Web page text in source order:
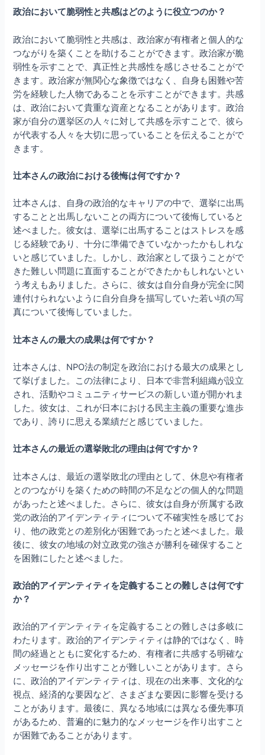
政治において脆弱性と共感はどのように役立つのか？
政治において脆弱性と共感は、政治家が有権者と個人的な
つながりを築くことを助けることができます。政治家が脆
弱性を示すことで、真正性と共感性を感じさせることがで
きます。政治家が無関心な象徴ではなく、自身も困難や苦
労を経験した人物であることを示すことができます。共感
は、政治において貴重な資産となることがあります。政治
家が自分の選挙区の人々に対して共感を示すことで、彼ら
が代表する人々を大切に思っていることを伝えることがで
きます。
辻本さんの政治における後悔は何ですか？
辻本さんは、自身の政治的なキャリアの中で、選挙に出馬
することと出馬しないことの両方について後悔していると
述べました。彼女は、選挙に出馬することはストレスを感
じる経験であり、十分に準備できていなかったかもしれな
いと感じていました。しかし、政治家として扱うことがで
きた難しい問題に直面することができたかもしれないとい
う考えもありました。さらに、彼女は自分自身が完全に関
連付けられないように自分自身を描写していた若い頃の写
真について後悔していました。
辻本さんの最大の成果は何ですか？
辻本さんは、NPO法の制定を政治における最大の成果とし
て挙げました。この法律により、日本で非営利組織が設立
され、活動やコミュニティサービスの新しい道が開かれま
した。彼女は、これが日本における民主主義の重要な進歩
であり、誇りに思える業績だと感じていました。
辻本さんの最近の選挙敗北の理由は何ですか？
辻本さんは、最近の選挙敗北の理由として、休息や有権者
とのつながりを築くための時間の不足などの個人的な問題
があったと述べました。さらに、彼女は自身が所属する政
党の政治的アイデンティティについて不確実性を感じてお
り、他の政党との差別化が困難であったと述べました。最
後に、彼女の地域の対立政党の強さが勝利を確保すること
を困難にしたと述べました。
政治的アイデンティティを定義することの難しさは何です
か？
政治的アイデンティティを定義することの難しさは多岐に
わたります。政治的アイデンティティは静的ではなく、時
間の経過とともに変化するため、有権者に共感する明確な
メッセージを作り出すことが難しいことがあります。さら
に、政治的アイデンティティは、現在の出来事、文化的な
視点、経済的な要因など、さまざまな要因に影響を受ける
ことがあります。最後に、異なる地域には異なる優先事項
があるため、普遍的に魅力的なメッセージを作り出すこと
が困難であることがあります。